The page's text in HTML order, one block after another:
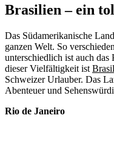
Brasilien – ein
Das Südamerikanische
ganzen Welt. So
unterschiedlich ist auch
dieser Vielfältigkeit ist
Schweizer Urlauber. Das
Abenteuer und
Rio de Janeiro